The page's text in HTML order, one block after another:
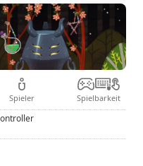
Spieler Spielbarkeit